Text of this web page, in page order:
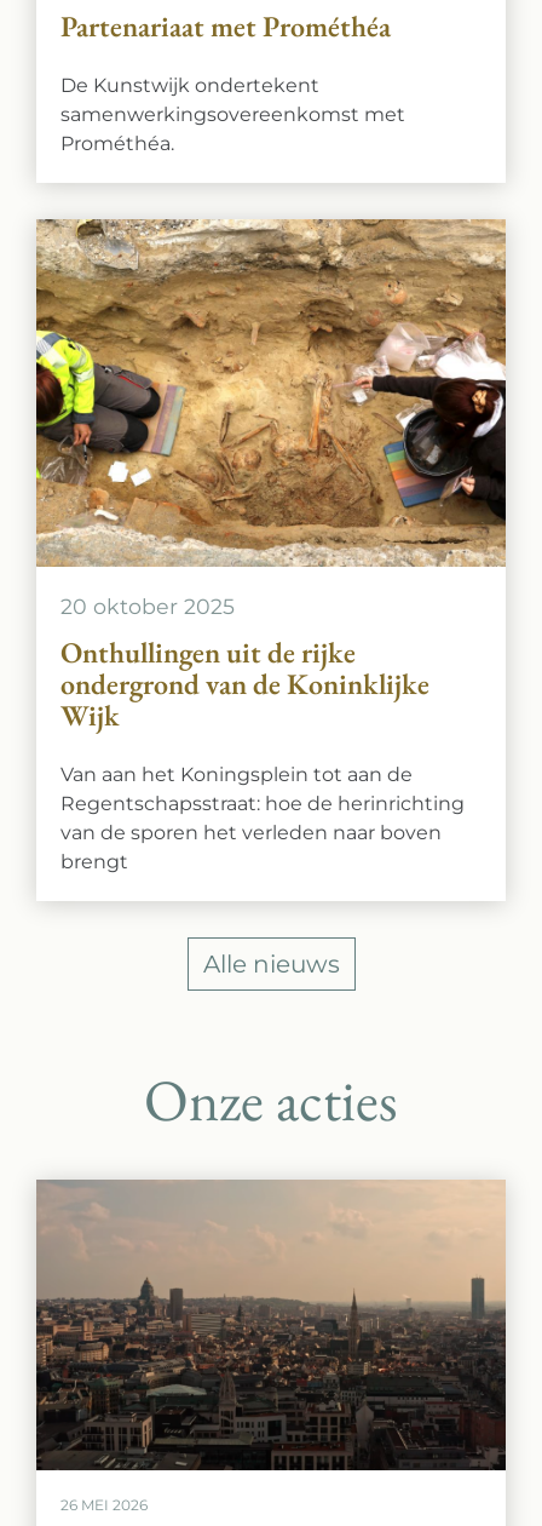
Partenariaat met Prométhéa
De Kunstwijk ondertekent
samenwerkingsovereenkomst met
Prométhéa.
20 oktober 2025
Onthullingen uit de rijke
ondergrond van de Koninklijke
Wijk
Van aan het Koningsplein tot aan de
Regentschapsstraat: hoe de herinrichting
van de sporen het verleden naar boven
brengt
Alle nieuws
Onze acties
26 MEI 2026